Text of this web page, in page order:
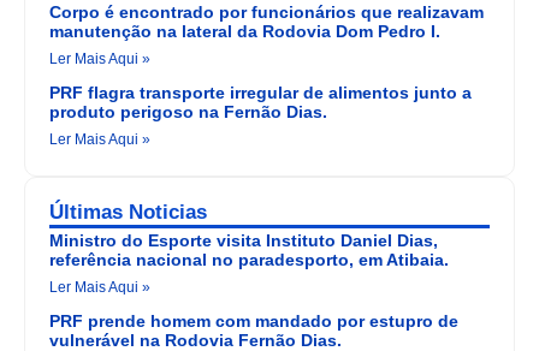
Corpo é encontrado por funcionários que realizavam
manutenção na lateral da Rodovia Dom Pedro I.
Ler Mais Aqui »
PRF flagra transporte irregular de alimentos junto a
produto perigoso na Fernão Dias.
Ler Mais Aqui »
Últimas Noticias
Ministro do Esporte visita Instituto Daniel Dias,
referência nacional no paradesporto, em Atibaia.
Ler Mais Aqui »
PRF prende homem com mandado por estupro de
vulnerável na Rodovia Fernão Dias.